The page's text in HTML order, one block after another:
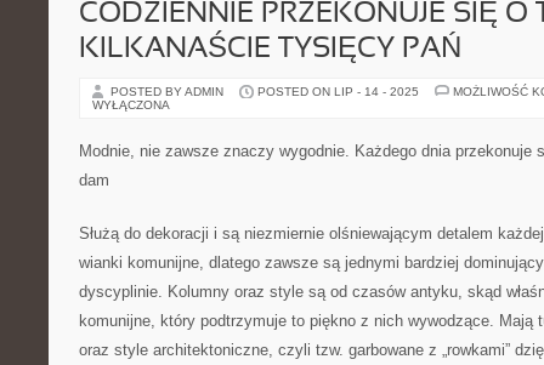
CODZIENNIE PRZEKONUJE SIĘ O
KILKANAŚCIE TYSIĘCY PAŃ
POSTED BY ADMIN POSTED ON LIP - 14 - 2025
MOŻLIWOŚĆ
WYŁĄCZONA
Modnie, nie zawsze znaczy wygodnie. Każdego dnia
dam
Służą do dekoracji i są niezmiernie olśniewającym detalem
wianki komunijne, dlatego zawsze są jednymi bardziej
dyscyplinie. Kolumny oraz style są od czasów antyku, skąd
komunijne, który podtrzymuje to piękno z nich wywodzące. Mają
oraz style architektoniczne, czyli tzw. garbowane z „rowkami”